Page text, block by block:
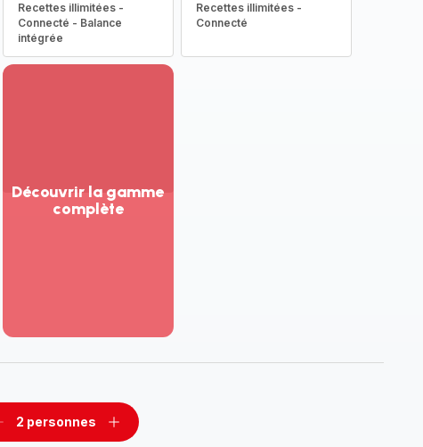
Recettes illimitées -
Connecté - Balance
intégrée
Recettes illimitées -
Connecté
Découvrir la gamme
complète
complète
Supprimer
2 personnes
Ajouter